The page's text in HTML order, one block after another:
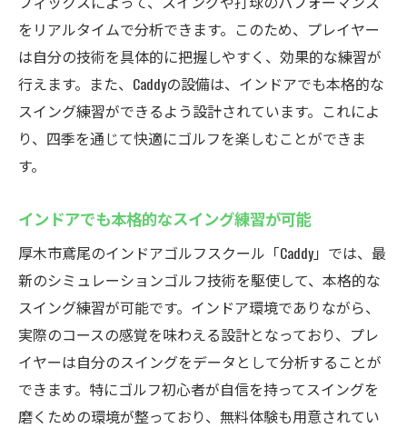
をリアルタイムで分析できます。このため、プレイヤー
は自分の技術を具体的に把握しやすく、効果的な練習が
行えます。また、Caddyの設備は、インドアでも本格的な
スイング練習ができるよう設計されています。これによ
り、四季を通じて快適にゴルフを楽しむことができま
す。
インドアでも本格的なスイング練習が可能
厚木市鳶尾のインドアゴルフスクール「Caddy」では、最
新のシミュレーションゴルフ技術を駆使して、本格的な
スイング練習が可能です。インドア環境でありながら、
実際のコースの感覚を味わえる設計となっており、プレ
イヤーは自分のスイングをデータとして分析することが
できます。特にゴルフ初心者が自信を持ってスイングを
磨くための環境が整っており、無料体験も用意されてい